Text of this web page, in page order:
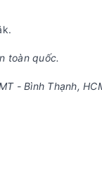
toàn quốc.
- Bình Thạnh,